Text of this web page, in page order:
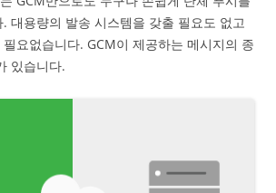
대용량의 발송 시스템을 갖출 필요도 없고
요없습니다. GCM이 제공하는 메시지의 종
있습니다.